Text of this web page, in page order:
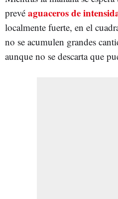
prevé aguaceros de
localmente fuerte, en el
no se acumulen grandes
aunque no se descarta que